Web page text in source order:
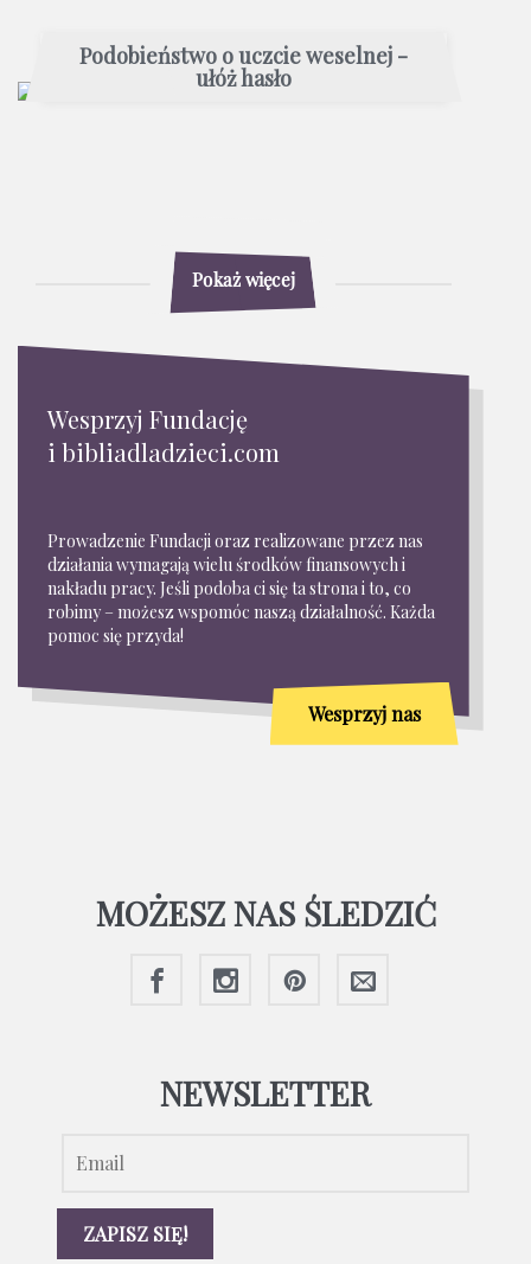
Podobieństwo o uczcie weselnej -
ułóż hasło
Pokaż więcej
Wesprzyj Fundację
i bibliadladzieci.com
Prowadzenie Fundacji oraz realizowane przez nas
działania wymagają wielu środków finansowych i
nakładu pracy. Jeśli podoba ci się ta strona i to, co
robimy – możesz wspomóc naszą działalność. Każda
pomoc się przyda!
Wesprzyj nas
MOŻESZ NAS ŚLEDZIĆ
NEWSLETTER